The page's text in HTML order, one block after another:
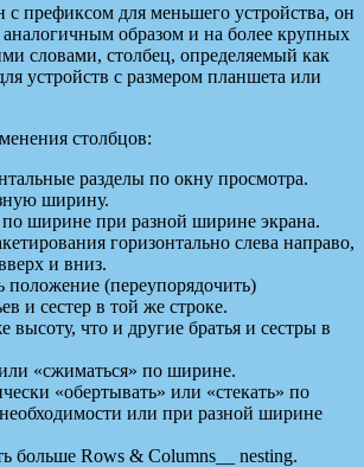
с префиксом для меньшего устройства, он
аналогичным образом и на более крупных
словами, столбец, определяемый как
устройств с размером планшета или
столбцов:
разделы по окну просмотра.
ширину.
ширине при разной ширине экрана.
горизонтально слева направо,
и вниз.
(переупорядочить)
и сестер в той же строке.
что и другие братья и сестры в
«сжиматься» по ширине.
«обертывать» или «стекать» по
или при разной ширине
больше Rows & Columns__ nesting.